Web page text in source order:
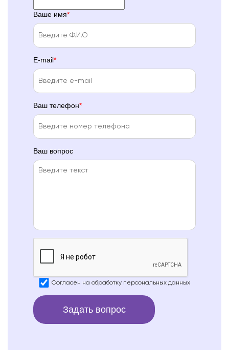
Ваше имя
E-mail
Ваш телефон
Ваш вопрос
Согласен на обработку персональных данных